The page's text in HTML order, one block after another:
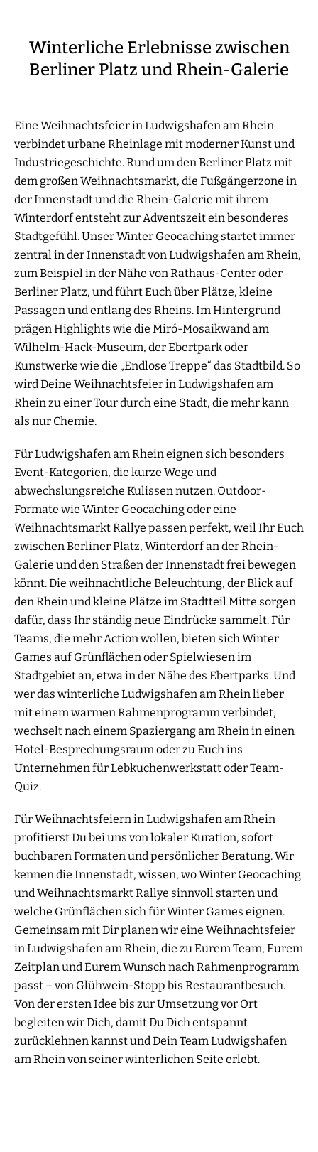
Winterliche Erlebnisse zwischen
Berliner Platz und Rhein-Galerie
Eine Weihnachtsfeier in Ludwigshafen am Rhein
verbindet urbane Rheinlage mit moderner Kunst und
Industriegeschichte. Rund um den Berliner Platz mit
dem großen Weihnachtsmarkt, die Fußgängerzone in
der Innenstadt und die Rhein-Galerie mit ihrem
Winterdorf entsteht zur Adventszeit ein besonderes
Stadtgefühl. Unser Winter Geocaching startet immer
zentral in der Innenstadt von Ludwigshafen am Rhein,
zum Beispiel in der Nähe von Rathaus-Center oder
Berliner Platz, und führt Euch über Plätze, kleine
Passagen und entlang des Rheins. Im Hintergrund
prägen Highlights wie die Miró-Mosaikwand am
Wilhelm-Hack-Museum, der Ebertpark oder
Kunstwerke wie die „Endlose Treppe“ das Stadtbild. So
wird Deine Weihnachtsfeier in Ludwigshafen am
Rhein zu einer Tour durch eine Stadt, die mehr kann
als nur Chemie.
Für Ludwigshafen am Rhein eignen sich besonders
Event-Kategorien, die kurze Wege und
abwechslungsreiche Kulissen nutzen. Outdoor-
Formate wie Winter Geocaching oder eine
Weihnachtsmarkt Rallye passen perfekt, weil Ihr Euch
zwischen Berliner Platz, Winterdorf an der Rhein-
Galerie und den Straßen der Innenstadt frei bewegen
könnt. Die weihnachtliche Beleuchtung, der Blick auf
den Rhein und kleine Plätze im Stadtteil Mitte sorgen
dafür, dass Ihr ständig neue Eindrücke sammelt. Für
Teams, die mehr Action wollen, bieten sich Winter
Games auf Grünflächen oder Spielwiesen im
Stadtgebiet an, etwa in der Nähe des Ebertparks. Und
wer das winterliche Ludwigshafen am Rhein lieber
mit einem warmen Rahmenprogramm verbindet,
wechselt nach einem Spaziergang am Rhein in einen
Hotel-Besprechungsraum oder zu Euch ins
Unternehmen für Lebkuchenwerkstatt oder Team-
Quiz.
Für Weihnachtsfeiern in Ludwigshafen am Rhein
profitierst Du bei uns von lokaler Kuration, sofort
buchbaren Formaten und persönlicher Beratung. Wir
kennen die Innenstadt, wissen, wo Winter Geocaching
und Weihnachtsmarkt Rallye sinnvoll starten und
welche Grünflächen sich für Winter Games eignen.
Gemeinsam mit Dir planen wir eine Weihnachtsfeier
in Ludwigshafen am Rhein, die zu Eurem Team, Eurem
Zeitplan und Eurem Wunsch nach Rahmenprogramm
passt – von Glühwein-Stopp bis Restaurantbesuch.
Von der ersten Idee bis zur Umsetzung vor Ort
begleiten wir Dich, damit Du Dich entspannt
zurücklehnen kannst und Dein Team Ludwigshafen
am Rhein von seiner winterlichen Seite erlebt.